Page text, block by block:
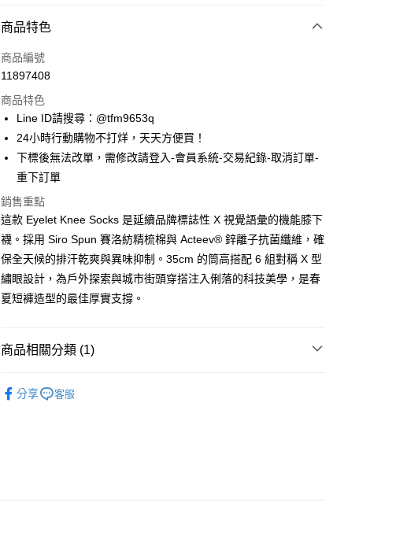
付款方式
信用卡一次付款
3 期 0 利率 每期
合作金庫商業銀行
第一商業銀行
華南商業銀行
彰化商業銀行
國泰世華商業銀行
臺灣中小企業銀行
匯豐（台灣）商業銀行
華泰商業銀行
聯邦商業銀行
遠東國際商業銀行
玉山商業銀行
星展（台灣）商業銀行
台新國際商業銀行
中國信託商業銀行
台灣樂天信用卡公司
超商取貨付款
Apple Pay
街口支付
悠遊付
ATM付款
每筆NT$60，滿NT$1,500(含以上)免運費
商品特色
商品編號
11897408
商品特色
Line ID請搜尋：@tfm9653q
24小時行動購物不打烊，天天方便買！
下標後無法改單，需修改請登入-會員系統-交易紀錄-取消訂單-
重下訂單
銷售重點
這款 Eyelet Knee Socks 是延續品牌標誌性 X 視覺語彙的機能膝下
襪。採用 Siro Spun 賽洛紡精梳棉與 Acteev® 鋅離子抗菌纖維，確
保全天候的排汗乾爽與異味抑制。35cm 的筒高搭配 6 組對稱 X 型
繡眼設計，為戶外探索與城市街頭穿搭注入俐落的科技美學，是春
夏短褲造型的最佳厚實支撐。
商品相關分類 (1)
分享
客服